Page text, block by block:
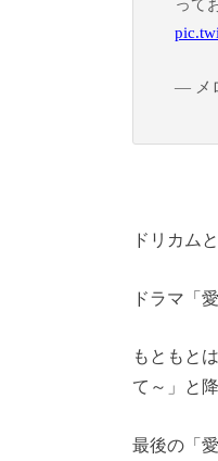
— メ
ドリカム
ドラマ「
もともと
て～」と
最後の「